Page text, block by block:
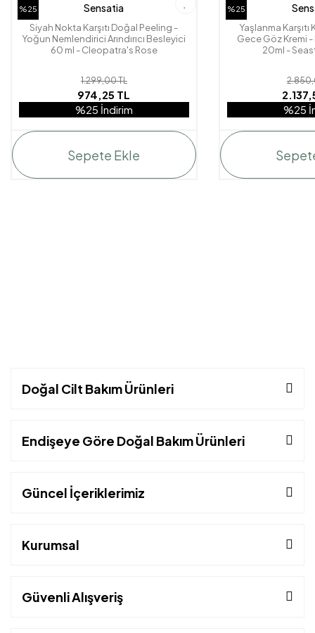
%25 Sensatia
Siyah Nokta Karşıtı Doğal Peeling -
Yoğun Nemlendirici Arındırıcı Besleyici
60 ml - Cleopatra's Rose
1.299,00 TL
974,25 TL
%25 İndirim
Sepete Ekle
%25
Yaşlanma
Gece Göz Kremi -
20ml -
%25
Doğal Cilt Bakım Ürünleri
Endişeye Göre Doğal Bakım Ürünleri
Güncel İçeriklerimiz
Kurumsal
Güvenli Alışveriş